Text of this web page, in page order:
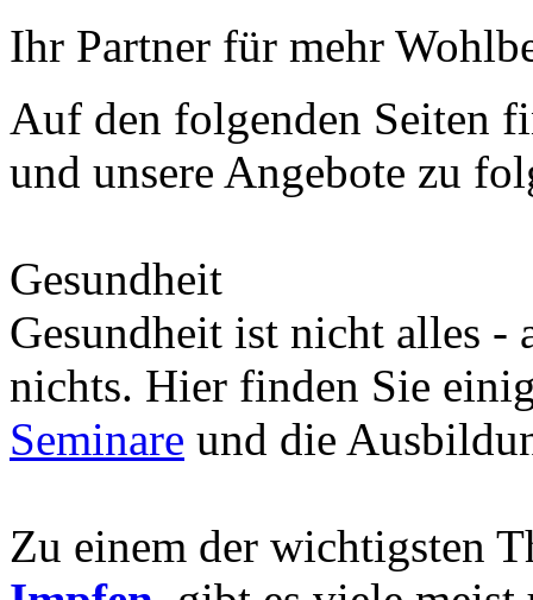
Ihr Partner für mehr
Auf den folgenden Seiten
und unsere Angebote zu
Gesundheit
Gesundheit ist nicht alles -
nichts. Hier finden Sie
Seminare und die
Zu einem der wichtigsten